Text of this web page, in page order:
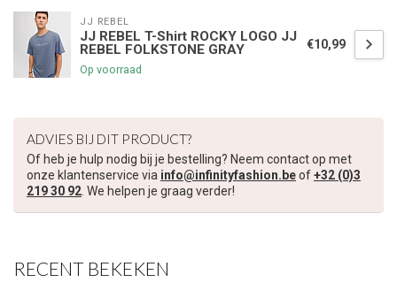
JJ REBEL
JJ REBEL T-Shirt ROCKY LOGO JJ
REBEL FOLKSTONE GRAY
Op voorraad
€10,99
ADVIES BIJ DIT PRODUCT?
Of heb je hulp nodig bij je bestelling? Neem contact op met
onze klantenservice via info@infinityfashion.beof+32 (0)3
219 30 92. We helpen je graag verder!
RECENT BEKEKEN
€5,00 korting op je volgende bestelling
volgende aankoop! 😀